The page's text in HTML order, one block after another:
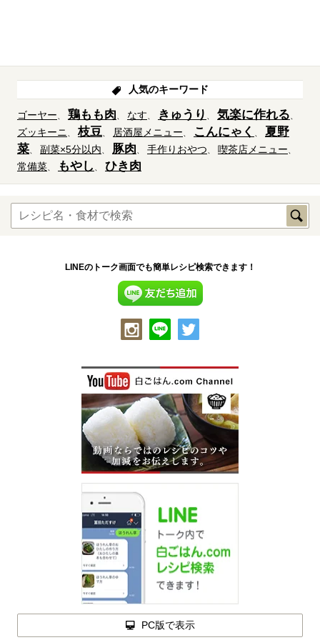
人気のキーワード
ゴーヤー 鶏もも肉 なす きゅうり 気楽に作れる
ズッキーニ 枝豆 居酒屋メニュー こんにゃく
夏野
菜
副菜×5分以内 豚肉 手作りおやつ
喫茶店メニュー
常備菜
もやし ひき肉
LINEのトーク画面でも簡単レシピ検索できます！
PC版で表示